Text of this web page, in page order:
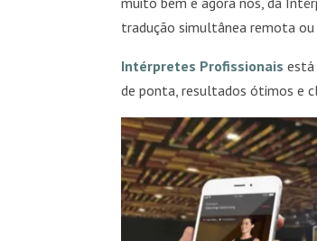
tradução simultânea remota
Intérpretes Profissionais
de ponta, resultados ótimos e